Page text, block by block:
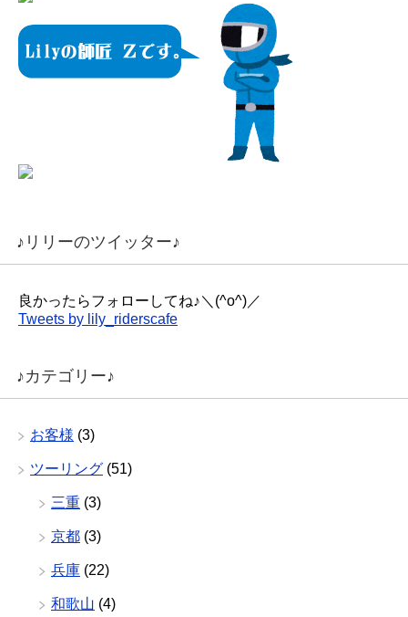
♪リリーのツイッター♪
良かったらフォローしてね♪＼(^o^)／
Tweets by lily_riderscafe
♪カテゴリー♪
お客様 (3)
ツーリング (51)
三重 (3)
京都 (3)
兵庫 (22)
和歌山 (4)